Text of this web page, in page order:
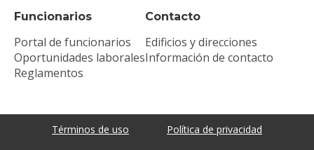
Funcionarios
Portal de funcionarios
Oportunidades laborales
Reglamentos
Contacto
Edificios y direcciones
Información de contacto
Términos de uso Política de privacidad